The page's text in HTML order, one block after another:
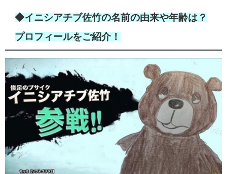
◆イニシアチブ佐竹の名前の由来や年齢は？
プロフィールをご紹介！